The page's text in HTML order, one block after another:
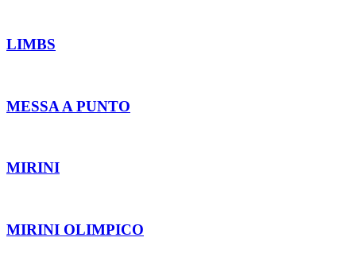
LIMBS
MESSA A PUNTO
MIRINI
MIRINI OLIMPICO